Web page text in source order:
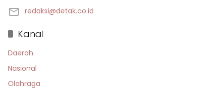
redaksi@detak.co.id
Kanal
Daerah
Nasional
Olahraga